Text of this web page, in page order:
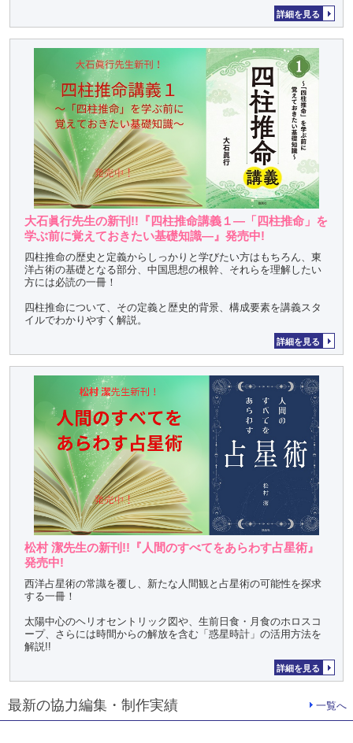
詳細を見る
大石眞行先生の新刊!!『四柱推命講義１―「四柱推命」を
学ぶ前に覚えておきたい基礎知識―』発売中!
四柱推命の歴史と定義からしっかりと学びたい方はもちろん、東
洋占術の基礎となる部分、中国思想の根幹、それらを理解したい
方には必読の一冊！
四柱推命について、その定義と歴史的背景、構成要素を講義スタ
イルでわかりやすく解説。
詳細を見る
松村 潔先生の新刊!!『人間のすべてをあらわす占星術』
発売中!
西洋占星術の常識を覆し、新たな人間観と占星術の可能性を探求
する一冊！
太陽中心のヘリオセントリック図や、生前日食・月食のホロスコ
ープ、さらには時間からの解放を含む「惑星時計」の活用方法を
解説!!
詳細を見る
最新の協力編集・制作実績 一覧へ